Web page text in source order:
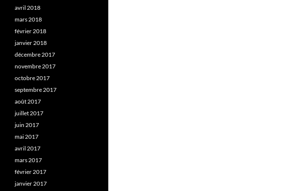
avril 2018
mars 2018
février 2018
janvier 2018
décembre 2017
novembre 2017
octobre 2017
septembre 2017
août 2017
juillet 2017
juin 2017
mai 2017
avril 2017
mars 2017
février 2017
janvier 2017